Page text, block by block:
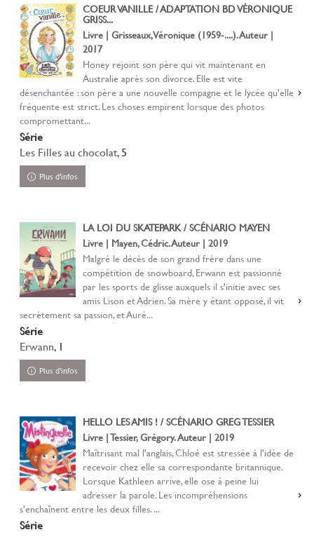
COEUR VANILLE / ADAPTATION BD VÉRONIQUE
GRISS...
Livre | Grisseaux, Véronique (1959-....). Auteur |
2017
Honey rejoint son père qui vit maintenant en
Australie après son divorce. Elle est vite
désenchantée : son père a une nouvelle compagne et le lycée qu'elle
fréquente est strict. Les choses empirent lorsque des photos
compromettant...
Série
Les Filles au chocolat, 5
Plus d'infos
LA LOI DU SKATEPARK / SCÉNARIO MAYEN
Livre | Mayen, Cédric. Auteur | 2019
Malgré le décès de son grand frère dans une
compétition de snowboard, Erwann est passionné
par les sports de glisse auxquels il s'initie avec ses
amis Lison et Adrien. Sa mère y étant opposé, il vit
secrètement sa passion, et Auré...
Série
Erwann, 1
Plus d'infos
HELLO LES AMIS ! / SCÉNARIO GREG TESSIER
Livre | Tessier, Grégory. Auteur | 2019
Maîtrisant mal l'anglais, Chloé est stressée à l'idée de
recevoir chez elle sa correspondante britannique.
Lorsque Kathleen arrive, elle ose à peine lui
adresser la parole. Les incompréhensions
s'enchaînent entre les deux filles. ...
Série